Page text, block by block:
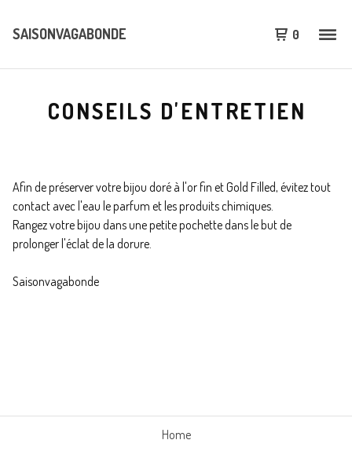
SAISONVAGABONDE 0
CONSEILS D'ENTRETIEN
Afin de préserver votre bijou doré à l'or fin et Gold Filled, évitez tout
contact avec l'eau le parfum et les produits chimiques.
Rangez votre bijou dans une petite pochette dans le but de
prolonger l'éclat de la dorure.
Saisonvagabonde
Home